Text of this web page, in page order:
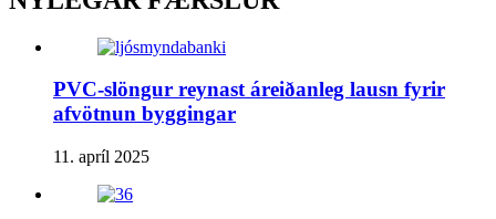
PVC-slöngur reynast áreiðanleg lausn fyrir
afvötnun byggingar
11. apríl 2025